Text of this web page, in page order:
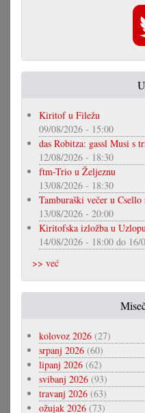
Kiritof u Filežu
09/08/2026 - 15:00
das Robitza: gassl Musi s
12/08/2026 - 18:30
ftm-Trio u Željeznu
13/08/2026 - 18:30
Tamburaški večer u
13/08/2026 - 20:00
Kiritofska izložba u
14/08/2026 - 18:00 do 16/
>> već
kolovoz 2026 (27)
srpanj 2026 (60)
lipanj 2026 (62)
svibanj 2026 (93)
travanj 2026 (63)
ožujak 2026 (73)